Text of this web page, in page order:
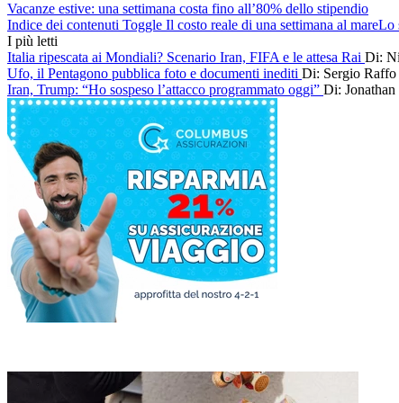
Vacanze estive: una settimana costa fino all’80% dello stipendio
Indice dei contenuti Toggle Il costo reale di una settimana al
I più letti
Italia ripescata ai Mondiali? Scenario Iran, FIFA e le attesa Rai Di:
Ufo, il Pentagono pubblica foto e documenti inediti Di: Sergio Raffo
Iran, Trump: “Ho sospeso l’attacco programmato oggi” Di: